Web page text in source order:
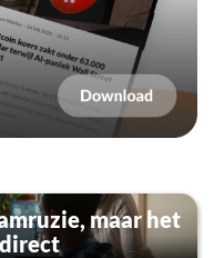
maar het